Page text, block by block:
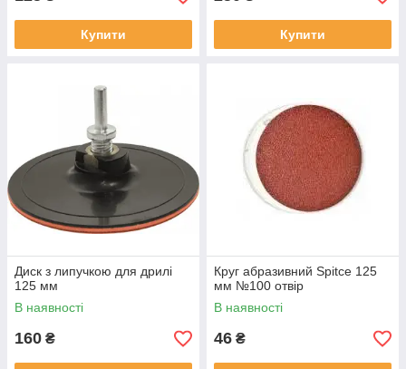
Купити Купити
Диск з липучкою для дрилі
125 мм
В наявності
160 ₴
Круг абразивний Spitce 125
мм №100 отвір
В наявності
46 ₴